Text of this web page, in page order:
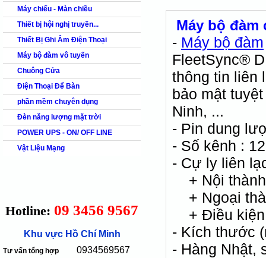
Máy chiếu - Màn chiều
Thiết bị hội nghị truyền...
Thiết Bị Ghi Âm Điện Thoại
Máy bộ đàm vô tuyến
Chuông Cửa
Điện Thoại Để Bàn
phần mềm chuyên dụng
Đèn năng lượng mặt trời
POWER UPS - ON/ OFF LINE
Vật Liệu Mạng
Hotline: 09 3456 9567
Khu vực Hồ Chí Minh
Tư vấn tổng hợp 0934569567
Máy bộ đàm
- Máy bộ đàm
FleetSync®
thông tin liên
bảo mật
Ninh, ...
- Pin dung
- Số kênh :
- Cự ly liên
+ Nội
+ Ngoại
+ Điều kiện
- Kích thước
- Hàng Nhật,